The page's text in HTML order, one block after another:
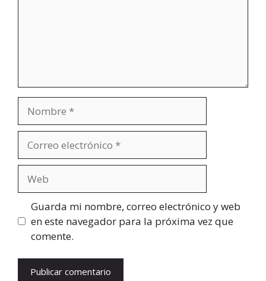
electrónico
Guarda mi nombre, correo electrónico y web
en este navegador para la próxima vez que
comente.